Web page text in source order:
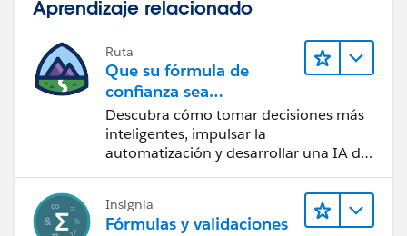
Aprendizaje relacionado
Ruta
Que su fórmula de
confianza sea
CRM + IA + Datos
Descubra cómo tomar decisiones más
inteligentes, impulsar la
automatización y desarrollar una IA de
Salesforce.
Insignia
Fórmulas y validaciones